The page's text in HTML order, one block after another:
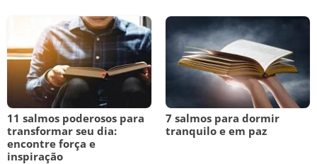
11 salmos poderosos para
transformar seu dia:
encontre força e
inspiração
7 salmos para dormir
tranquilo e em paz